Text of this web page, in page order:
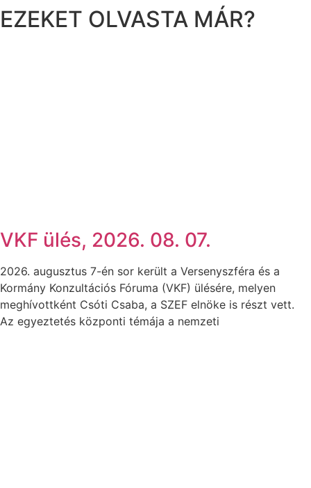
EZEKET OLVASTA MÁR?
VKF ülés, 2026. 08. 07.
2026. augusztus 7-én sor került a Versenyszféra és a
Kormány Konzultációs Fóruma (VKF) ülésére, melyen
meghívottként Csóti Csaba, a SZEF elnöke is részt vett.
Az egyeztetés központi témája a nemzeti